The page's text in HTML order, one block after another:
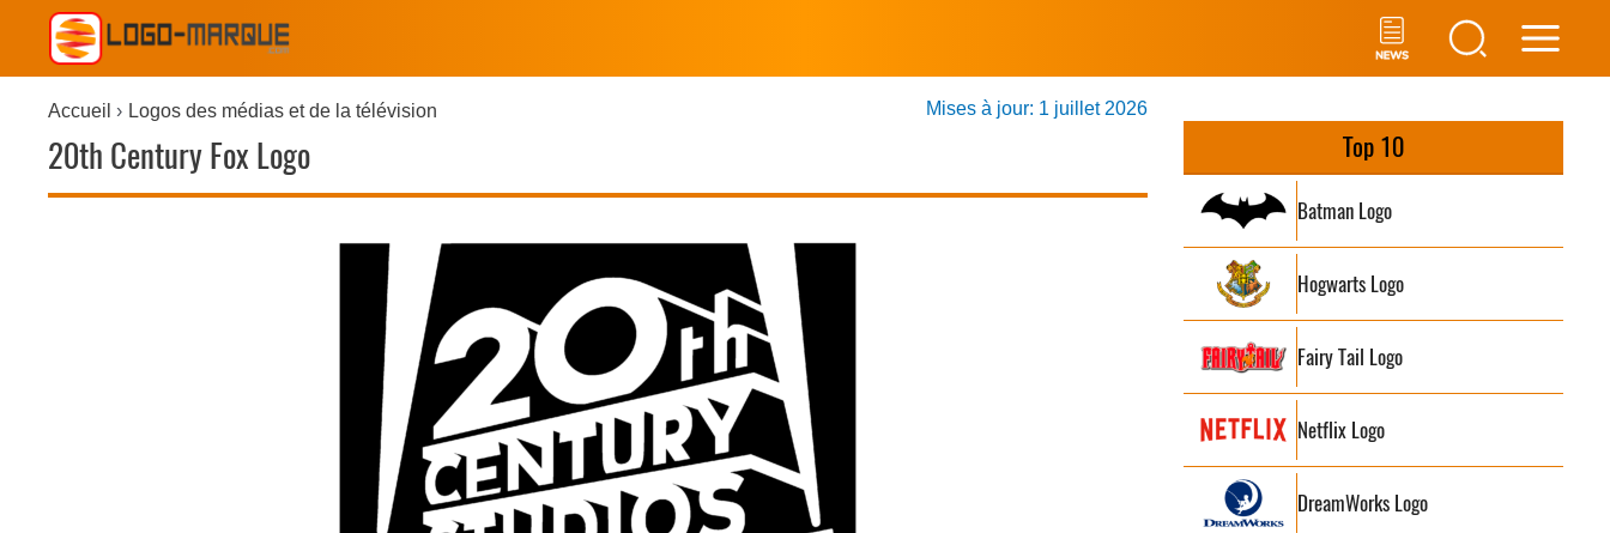
Accueil Logos des médias et de la télévision
20th Century Fox Logo
Mises à jour: 1 juillet 2026
Top 10
Batman Logo
Hogwarts Logo
Fairy Tail Logo
Netflix Logo
DreamWorks Logo